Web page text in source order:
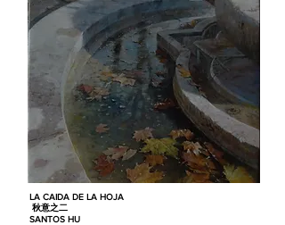
LA CAIDA DE LA HOJA
秋意之二
SANTOS HU